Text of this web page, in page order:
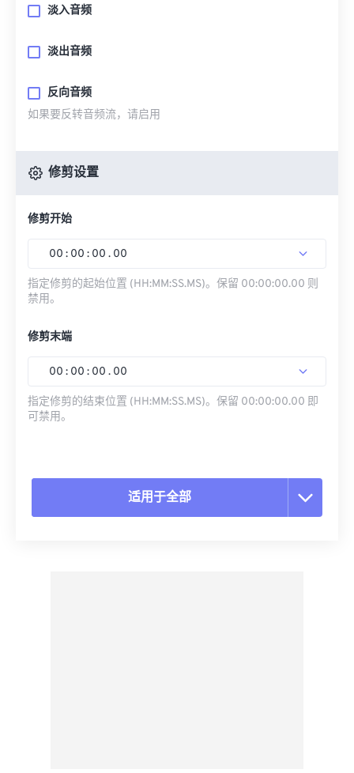
淡入音频
淡出音频
反向音频
如果要反转音频流，请启用
修剪设置
修剪开始
00 : 00 : 00 . 00
指定修剪的起始位置 (HH:MM:SS.MS)。保留 00:00:00.00 则
禁用。
修剪末端
00 : 00 : 00 . 00
指定修剪的结束位置 (HH:MM:SS.MS)。保留 00:00:00.00 即
可禁用。
适用于全部